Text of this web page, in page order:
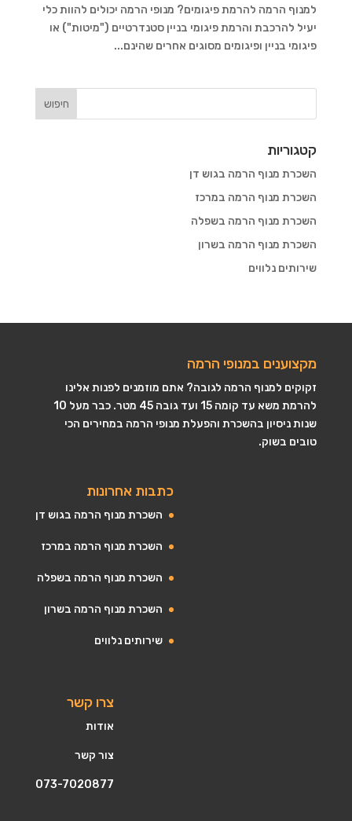
למנוף הרמה להרמת פיגומים? מנופי הרמה יכולים להוות כלי
יעיל להרכבת והרמת פיגומי בניין סטנדרטיים ("מיטות") או
פיגומי בניין ופיגומים מסוגים אחרים שהינם...
קטגוריות
השכרת מנוף הרמה בגוש דן
השכרת מנוף הרמה במרכז
השכרת מנוף הרמה בשפלה
השכרת מנוף הרמה בשרון
שירותים נלווים
מקצוענים במנופי הרמה
זקוקים למנוף הרמה לגובה? אתם מוזמנים לפנות אלינו
להרמת משא עד קומה 15 ועד גובה 45 מטר. כבר מעל 10
שנות ניסיון בהשכרת והפעלת מנופי הרמה במחירים הכי
טובים בשוק.
כתבות אחרונות
השכרת מנוף הרמה בגוש דן
השכרת מנוף הרמה במרכז
השכרת מנוף הרמה בשפלה
השכרת מנוף הרמה בשרון
שירותים נלווים
צרו קשר
אודות
צור קשר
073-7020877